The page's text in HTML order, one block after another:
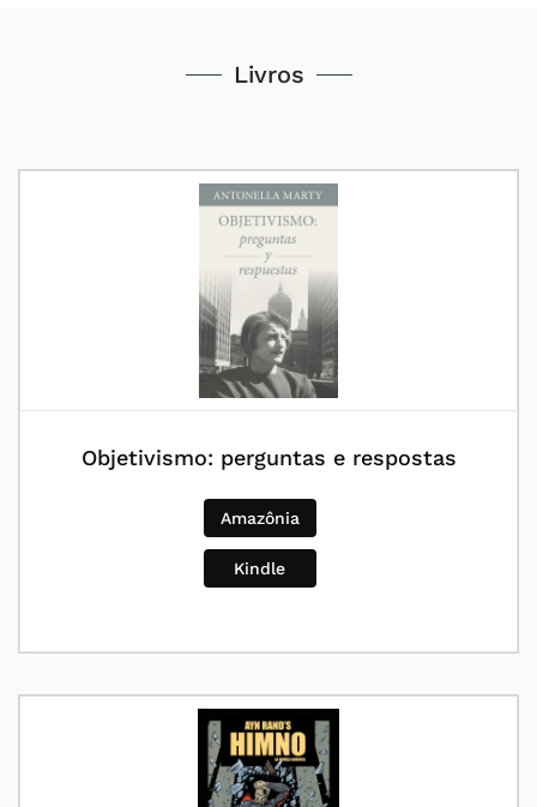
Livros
Objetivismo: perguntas e respostas
Amazônia
Kindle